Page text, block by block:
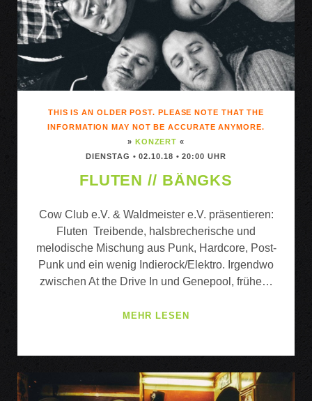
THIS IS AN OLDER POST. PLEASE NOTE THAT THE
INFORMATION MAY NOT BE ACCURATE ANYMORE.
» KONZERT «
DIENSTAG • 02.10.18 • 20:00 UHR
FLUTEN // BÄNGKS
Cow Club e.V. & Waldmeister e.V. präsentieren:
Fluten Treibende, halsbrecherische und
melodische Mischung aus Punk, Hardcore, Post-
Punk und ein wenig Indierock/Elektro. Irgendwo
zwischen At the Drive In und Genepool, frühe…
MEHR LESEN